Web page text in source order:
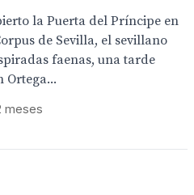
la Puerta del Príncipe en
de Sevilla, el sevillano
faenas, una tarde
Ortega...
meses